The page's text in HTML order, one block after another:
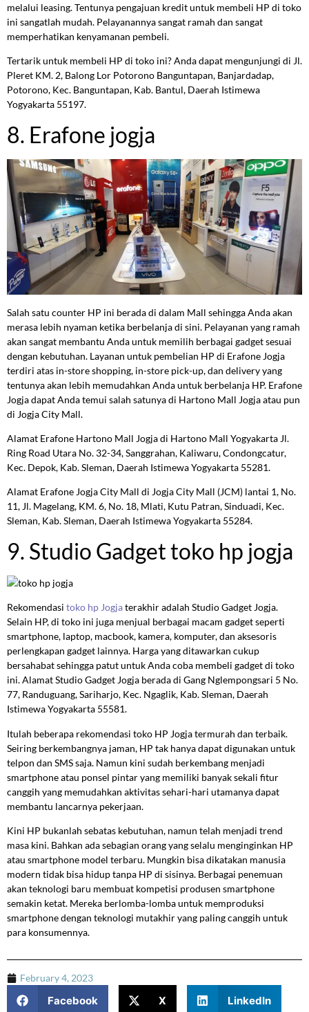
melalui leasing. Tentunya pengajuan kredit untuk membeli HP di toko
ini sangatlah mudah. Pelayanannya sangat ramah dan sangat
memperhatikan kenyamanan pembeli.
Tertarik untuk membeli HP di toko ini? Anda dapat mengunjungi di Jl.
Pleret KM. 2, Balong Lor Potorono Banguntapan, Banjardadap,
Potorono, Kec. Banguntapan, Kab. Bantul, Daerah Istimewa
Yogyakarta 55197.
8. Erafone jogja
Salah satu counter HP ini berada di dalam Mall sehingga Anda akan
merasa lebih nyaman ketika berbelanja di sini. Pelayanan yang ramah
akan sangat membantu Anda untuk memilih berbagai gadget sesuai
dengan kebutuhan. Layanan untuk pembelian HP di Erafone Jogja
terdiri atas in-store shopping, in-store pick-up, dan delivery yang
tentunya akan lebih memudahkan Anda untuk berbelanja HP. Erafone
Jogja dapat Anda temui salah satunya di Hartono Mall Jogja atau pun
di Jogja City Mall.
Alamat Erafone Hartono Mall Jogja di Hartono Mall Yogyakarta Jl.
Ring Road Utara No. 32-34, Sanggrahan, Kaliwaru, Condongcatur,
Kec. Depok, Kab. Sleman, Daerah Istimewa Yogyakarta 55281.
Alamat Erafone Jogja City Mall di Jogja City Mall (JCM) lantai 1, No.
11, Jl. Magelang, KM. 6, No. 18, Mlati, Kutu Patran, Sinduadi, Kec.
Sleman, Kab. Sleman, Daerah Istimewa Yogyakarta 55284.
9. Studio Gadget toko hp jogja
Rekomendasi toko hp Jogjaterakhir adalah Studio Gadget Jogja.
Selain HP, di toko ini juga menjual berbagai macam gadget seperti
smartphone, laptop, macbook, kamera, komputer, dan aksesoris
perlengkapan gadget lainnya. Harga yang ditawarkan cukup
bersahabat sehingga patut untuk Anda coba membeli gadget di toko
ini. Alamat Studio Gadget Jogja berada di Gang Nglempongsari 5 No.
77, Randuguang, Sariharjo, Kec. Ngaglik, Kab. Sleman, Daerah
Istimewa Yogyakarta 55581.
Itulah beberapa rekomendasi toko HP Jogja termurah dan terbaik.
Seiring berkembangnya jaman, HP tak hanya dapat digunakan untuk
telpon dan SMS saja. Namun kini sudah berkembang menjadi
smartphone atau ponsel pintar yang memiliki banyak sekali fitur
canggih yang memudahkan aktivitas sehari-hari utamanya dapat
membantu lancarnya pekerjaan.
Kini HP bukanlah sebatas kebutuhan, namun telah menjadi trend
masa kini. Bahkan ada sebagian orang yang selalu menginginkan HP
atau smartphone model terbaru. Mungkin bisa dikatakan manusia
modern tidak bisa hidup tanpa HP di sisinya. Berbagai penemuan
akan teknologi baru membuat kompetisi produsen smartphone
semakin ketat. Mereka berlomba-lomba untuk memproduksi
smartphone dengan teknologi mutakhir yang paling canggih untuk
para konsumennya.
February 4, 2023
Facebook X LinkedIn